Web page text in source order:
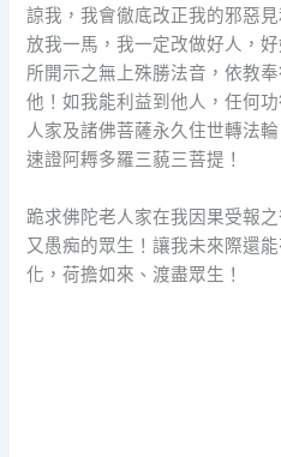
諒我，我會徹底改正我的邪惡
放我一馬，我一定改做好人，
所開示之無上殊勝法音，依教
他！如我能利益到他人，任何
人家及諸佛菩薩永久住世轉法
速證阿耨多羅三藐三菩提！
跪求佛陀老人家在我因果受報
又愚痴的眾生！讓我未來際還
化，荷擔如來、渡盡眾生！